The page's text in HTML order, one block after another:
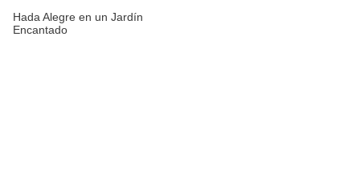
Hada Alegre en un Jardín
Encantado